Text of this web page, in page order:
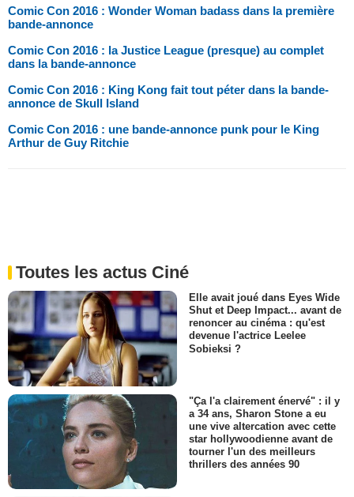
Comic Con 2016 : Wonder Woman badass dans la première
bande-annonce
Comic Con 2016 : la Justice League (presque) au complet
dans la bande-annonce
Comic Con 2016 : King Kong fait tout péter dans la bande-
annonce de Skull Island
Comic Con 2016 : une bande-annonce punk pour le King
Arthur de Guy Ritchie
Toutes les actus Ciné
Elle avait joué dans Eyes Wide
Shut et Deep Impact... avant de
renoncer au cinéma : qu'est
devenue l'actrice Leelee
Sobieksi ?
"Ça l'a clairement énervé" : il y
a 34 ans, Sharon Stone a eu
une vive altercation avec cette
star hollywoodienne avant de
tourner l'un des meilleurs
thrillers des années 90